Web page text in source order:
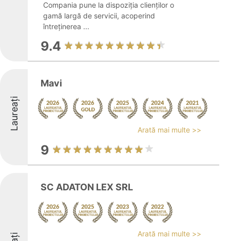
Compania pune la dispoziția clienților o
gamă largă de servicii, acoperind
întreținerea ...
9.4
Laureați
Mavi
Arată mai multe >>
9
SC ADATON LEX SRL
Arată mai multe >>